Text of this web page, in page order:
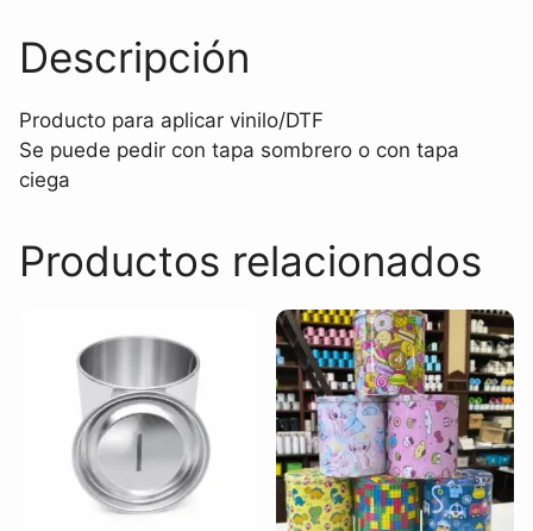
Descripción
Producto para aplicar vinilo/DTF
Se puede pedir con tapa sombrero o con tapa
ciega
Productos relacionados